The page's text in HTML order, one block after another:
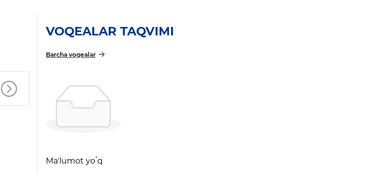
VOQEALAR TAQVIMI
Barcha voqealar
Maʼlumot yoʻq